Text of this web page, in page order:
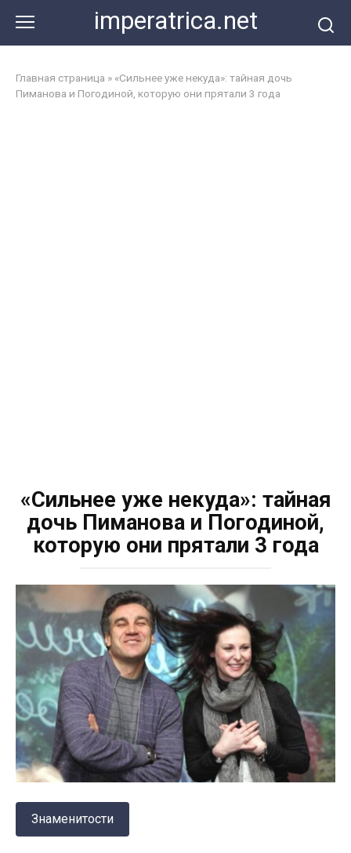
контенту
imperatrica.net
Главная страница » «Сильнее уже некуда»: тайная дочь
Пиманова и Погодиной, которую они прятали 3 года
«Сильнее уже некуда»: тайная
дочь Пиманова и Погодиной,
которую они прятали 3 года
Знаменитости